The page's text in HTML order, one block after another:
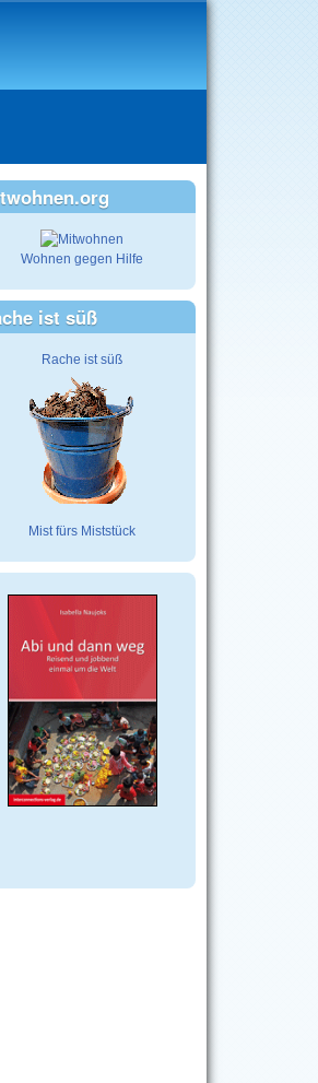
Wohnen gegen Hilfe
ist süß
Rache ist süß
Mist fürs Miststück